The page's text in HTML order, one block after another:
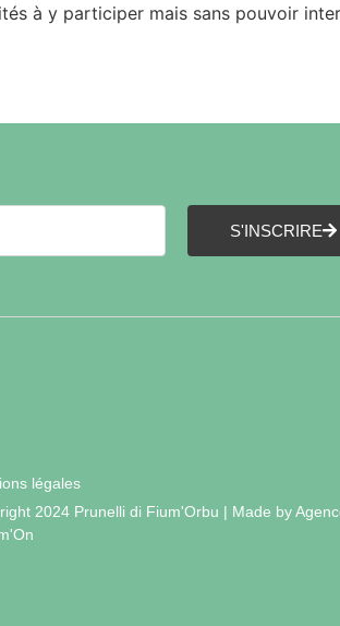
à y participer mais sans pouvoir
S'INSCRIRE
légales
2024 Prunelli di Fium'Orbu | Made by